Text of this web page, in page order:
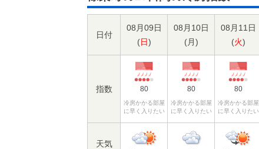
日付
08月09日
(日)
08月10日
(月)
08月11日
(火)
指数 80
冷房かかる部屋
に早く入りたい
80
冷房かかる部屋
に早く入りたい
80
冷房かかる部屋
に早く入りたい
天気